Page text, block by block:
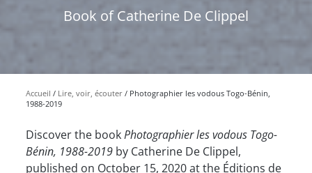
Book of Catherine De Clippel
Accueil Lire, voir, écouter
Photographier les vodous Togo-Bénin,
1988-2019
Discover the bookPhotographier les vodous Togo-
Bénin, 1988-2019 by Catherine De Clippel,
published on October 15, 2020 at the Éditions de